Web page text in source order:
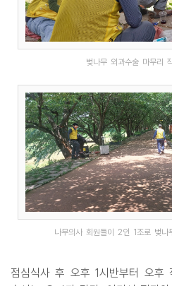
벚나무 외과수술 마무리
나무의사 회원들이 2인 1조로 벚
점심식사 후 오후 1시반부터 오후